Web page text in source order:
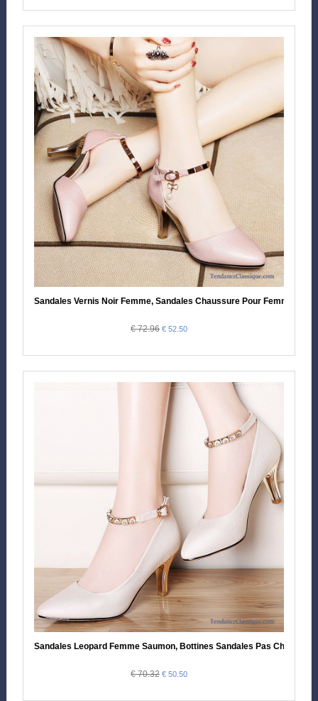
Sandales Vernis Noir Femme, Sandales Chaussure Pour Femme
€ 72.96 € 52.50
Sandales Leopard Femme Saumon, Bottines Sandales Pas Cher
€ 70.32 € 50.50